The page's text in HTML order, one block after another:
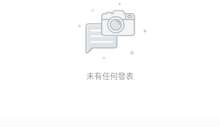
未有任何發表